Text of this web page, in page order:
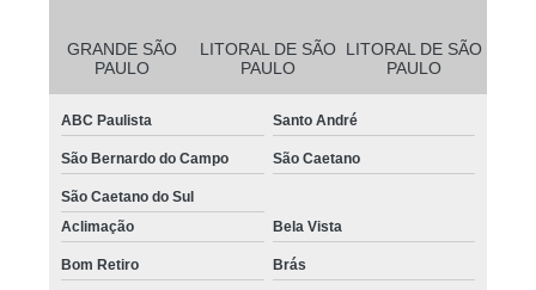
GRANDE SÃO
PAULO
LITORAL DE SÃO
PAULO
LITORAL DE SÃO
PAULO
ABC Paulista Santo André
São Bernardo do Campo São Caetano
São Caetano do Sul
Aclimação
Bela Vista
Bom Retiro Brás